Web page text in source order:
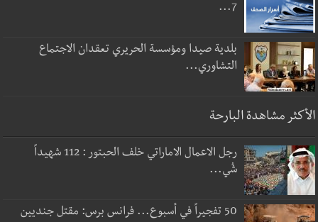
7...
بلدية صيدا ومؤسسة الحريري تعقدان الاجتماع
التشاوري...
الأكثر مشاهدة البارحة
رجل الاعمال الاماراتي خلف الحبتور : 112 شهيداً
شُي...
50 تفجيراً في أسبوع... فرانس برس: مقتل جنديين